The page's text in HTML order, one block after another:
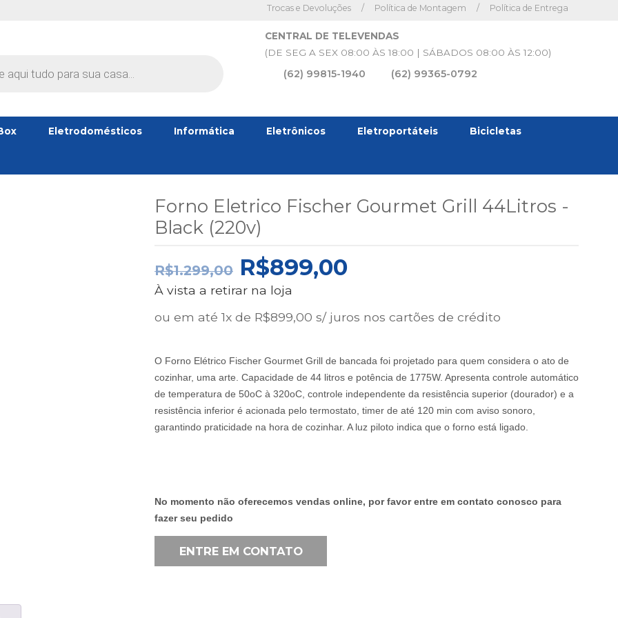
Política de Entrega
/
Política de Montagem
/
Trocas e Devoluções
CENTRAL DE TELEVENDAS
(DE SEG A SEX 08:00 ÀS 18:00 | SÁBADOS 08:00 ÀS 12:00)
(62) 99815-1940 (62) 99365-0792
Eletrodomésticos Informática Eletrônicos Eletroportáteis Bicicletas
Forno Eletrico Fischer Gourmet Grill 44Litros -
Black (220v)
R$1.299,00 O
PREÇO
ORIGINAL
ERA:
R$1.299,00.
R$899,00O
É:
À vista a retirar na loja
ou em até 1x de R$899,00 s/ juros nos cartões de crédito
O Forno Elétrico Fischer Gourmet Grill de bancada foi projetado para quem considera o ato de
cozinhar, uma arte. Capacidade de 44 litros e potência de 1775W. Apresenta controle automático
de temperatura de 50oC à 320oC, controle independente da resistência superior (dourador) e a
resistência inferior é acionada pelo termostato, timer de até 120 min com aviso sonoro,
garantindo praticidade na hora de cozinhar. A luz piloto indica que o forno está ligado.
No momento não oferecemos vendas online, por favor entre em contato conosco para
fazer seu pedido
ENTRE EM CONTATO